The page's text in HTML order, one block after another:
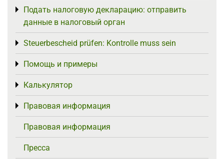
Подать налоговую декларацию: отправить
данные в налоговый орган
Toggle menu
Steuerbescheid prüfen: Kontrolle muss sein
Toggle menu
Помощь и примеры
Toggle menu
Калькулятор
Toggle menu
Правовая информация
Toggle menu
Правовая информация
Пресса